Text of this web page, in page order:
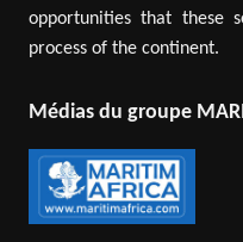
opportunities that these
process of the continent.
Médias du groupe